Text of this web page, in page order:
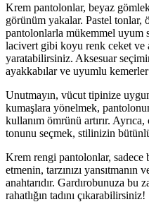
Krem pantolonlar, beyaz
görünüm yakalar. Pastel tonlar,
pantolonlarla mükemmel uyum
lacivert gibi koyu renk ceket ve
yaratabilirsiniz. Aksesuar
ayakkabılar ve uyumlu
Unutmayın, vücut tipinize
kumaşlara yönelmek,
kullanım ömrünü artırır.
tonunu seçmek, stilinizin
Krem rengi pantolonlar,
etmenin, tarzınızı yansıtmanın
anahtarıdır. Gardırobunuza bu
rahatlığın tadını çıkarabilirsiniz!